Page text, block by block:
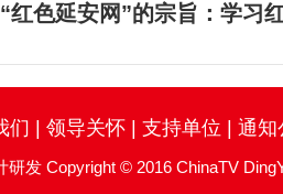
“红色延安网”的宗旨：学习
们 领导关怀| 支持单位 通知
发 Copyright © 2016 ChinaTV